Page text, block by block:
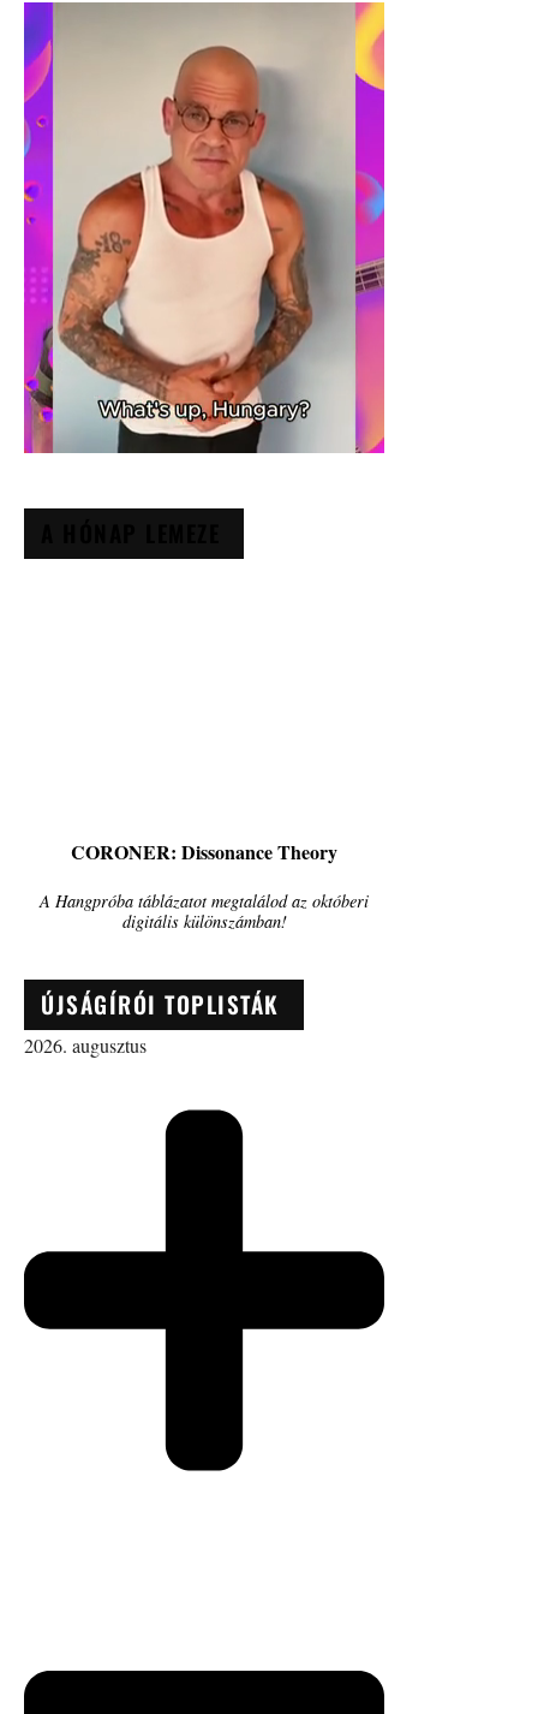
CORONER: Dissonance Theory
A Hangpróba táblázatot megtalálod az októberi
digitális különszámban!
ÚJSÁGÍRÓI TOPLISTÁK
2026. augusztus